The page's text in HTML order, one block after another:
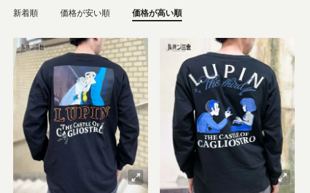
価格が安い順 価格が高い順
新着順